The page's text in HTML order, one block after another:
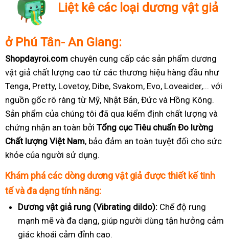
Liệt kê các loại dương vật giả
ở Phú Tân- An Giang:
Shopdayroi.com chuyên cung cấp các sản phẩm dương
vật giả chất lượng cao từ các thương hiệu hàng đầu như
Tenga, Pretty, Lovetoy, Dibe, Svakom, Evo, Loveaider,... với
nguồn gốc rõ ràng từ Mỹ, Nhật Bản, Đức và Hồng Kông.
Sản phẩm của chúng tôi đã qua kiểm định chất lượng và
chứng nhận an toàn bởi Tổng cục Tiêu chuẩn Đo lường
Chất lượng Việt Nam, bảo đảm an toàn tuyệt đối cho sức
khỏe của người sử dụng.
Khám phá các dòng dương vật giả được thiết kế tinh
tế và đa dạng tính năng:
Dương vật giả rung (Vibrating dildo): Chế độ rung
mạnh mẽ và đa dạng, giúp người dùng tận hưởng cảm
giác khoái cảm đỉnh cao.